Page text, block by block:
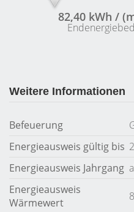
82,40 kWh /
Weitere Informationen
Befeuerung
Energieausweis gültig bis
Energieausweis Jahrgang
Energieausweis
Wärmewert